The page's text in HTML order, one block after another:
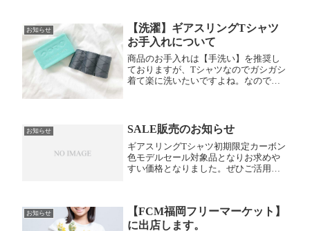
セットできることによってギアスリン
グTシャツの活躍の場が調理や焚き火の
シーンまで広がります。それでいて軽
装でかろやかなキャンプスタイルを提
案するのがHOSIROR(ホシロロ)です。
お知らせ
【洗濯】ギアスリングTシャツ
お手入れについて
商品のお手入れは【手洗い】を推奨し
ておりますが、Tシャツなのでガシガシ
着て楽に洗いたいですよね。なのでこ
てスリングボックスが内側に入るよう...
お知らせ SALE販売のお知らせ
ギアスリングTシャツ初期限定カーボン
色モデルセール対象品となりお求めや
すい価格となりました。ぜひご活用く
お知らせ
【FCM福岡フリーマーケット】
に出店します。